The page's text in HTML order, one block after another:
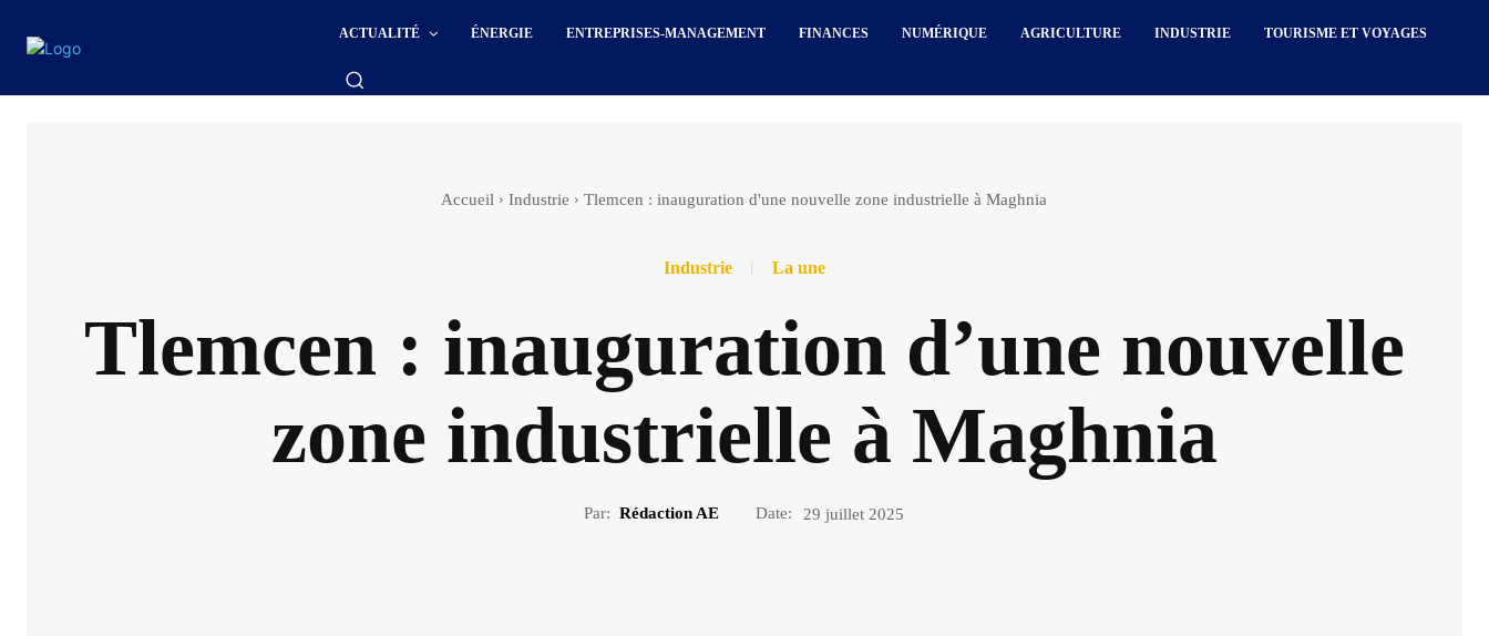
ACTUALITÉ ÉNERGIE ENTREPRISES-MANAGEMENT FINANCES NUMÉRIQUE AGRICULTURE INDUSTRIE TOURISME ET VOYAGES
Accueil Industrie Tlemcen : inauguration d'une nouvelle zone industrielle à Maghnia
Industrie La une
Tlemcen : inauguration d’une nouvelle
zone industrielle à Maghnia
Par: Rédaction AE Date: 29 juillet 2025